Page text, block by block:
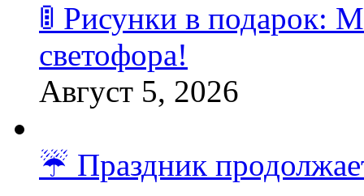
🚦 Рисунки в подарок:
светофора!
Август 5, 2026
☔️ Праздник